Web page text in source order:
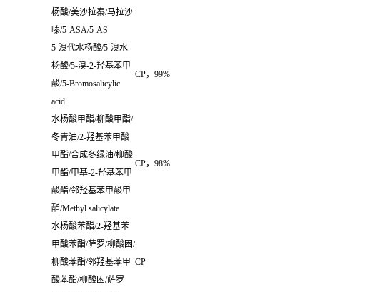
杨酸/美沙拉秦/马拉沙
嗪/5-ASA/5-AS
5-溴代水杨酸/5-溴水
杨酸/5-溴-2-羟基苯甲
酸/5-Bromosalicylic
acid
CP， 99%
水杨酸甲酯/柳酸甲酯/
冬青油/2-羟基苯甲酸
甲酯/合成冬绿油/柳酸
甲酯/甲基-2-羟基苯甲
酸酯/邻羟基苯甲酸甲
酯/Methyl salicylate
CP， 98%
水杨酸苯酯/2-羟基苯
甲酸苯酯/萨罗/柳酸困/
柳酸苯酯/邻羟基苯甲
酸苯酯/柳酸困/萨罗
CP